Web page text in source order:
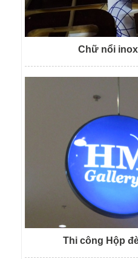
Chữ nổi
Thi công Hộp